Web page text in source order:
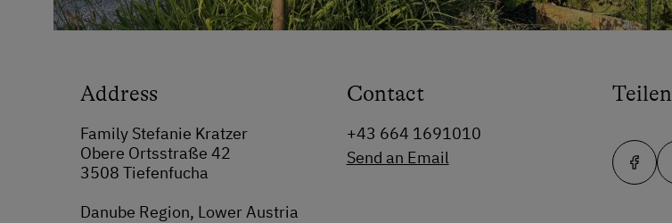
Address
Family Stefanie Kratzer
Obere Ortsstraße 42
3508 Tiefenfucha
Danube Region, Lower Austria
Contact
+43 664 1691010
Send an Email
Teilen